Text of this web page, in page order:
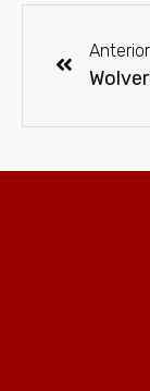
Anterior